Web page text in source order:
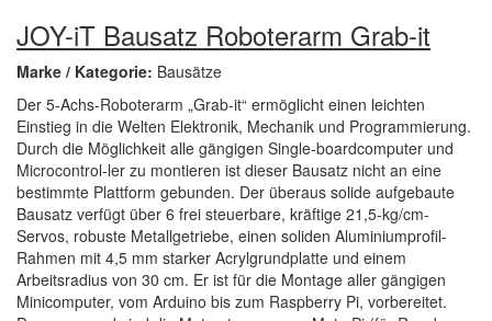
JOY-iT Bausatz Roboterarm Grab-it
Marke / Kategorie: Bausätze
Der 5-Achs-Roboterarm „Grab-it“ ermöglicht einen leichten
Einstieg in die Welten Elektronik, Mechanik und Programmierung.
Durch die Möglichkeit alle gängigen Single-boardcomputer und
Microcontrol-ler zu montieren ist dieser Bausatz nicht an eine
bestimmte Plattform gebunden. Der überaus solide aufgebaute
Bausatz verfügt über 6 frei steuerbare, kräftige 21,5-kg/cm-
Servos, robuste Metallgetriebe, einen soliden Aluminiumprofil-
Rahmen mit 4,5 mm starker Acrylgrundplatte und einem
Arbeitsradius von 30 cm. Er ist für die Montage aller gängigen
Minicomputer, vom Arduino bis zum Raspberry Pi, vorbereitet.